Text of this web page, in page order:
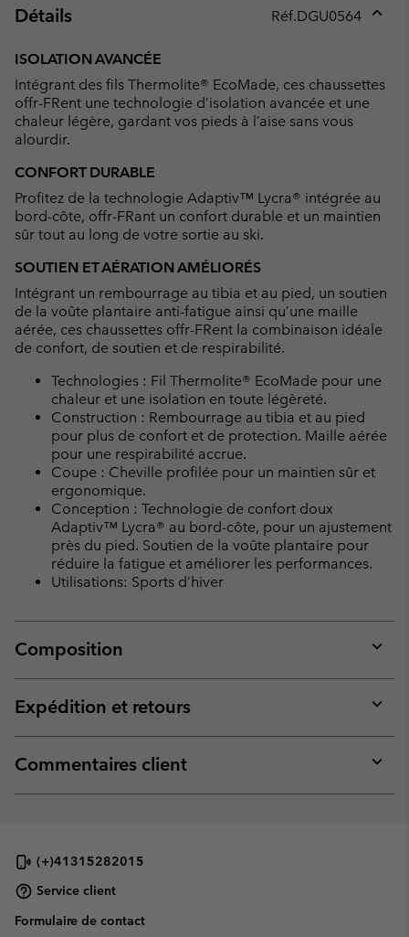
Détails Réf.DGU0564
ISOLATION AVANCÉE
Intégrant des fils Thermolite® EcoMade, ces chaussettes
offr-FRent une technologie d’isolation avancée et une
chaleur légère, gardant vos pieds à l’aise sans vous
alourdir.
CONFORT DURABLE
Profitez de la technologie Adaptiv™ Lycra® intégrée au
bord-côte, offr-FRant un confort durable et un maintien
sûr tout au long de votre sortie au ski.
SOUTIEN ET AÉRATION AMÉLIORÉS
Intégrant un rembourrage au tibia et au pied, un soutien
de la voûte plantaire anti-fatigue ainsi qu’une maille
aérée, ces chaussettes offr-FRent la combinaison idéale
de confort, de soutien et de respirabilité.
Technologies : Fil Thermolite® EcoMade pour une
chaleur et une isolation en toute légèreté.
Construction : Rembourrage au tibia et au pied
pour plus de confort et de protection. Maille aérée
pour une respirabilité accrue.
Coupe : Cheville profilée pour un maintien sûr et
ergonomique.
Conception : Technologie de confort doux
Adaptiv™ Lycra® au bord-côte, pour un ajustement
près du pied. Soutien de la voûte plantaire pour
réduire la fatigue et améliorer les performances.
Utilisations: Sports d’hiver
Composition
or
Expédition et retours
or
Commentaires client
or
(+)41315282015
Service client
Formulaire de contact